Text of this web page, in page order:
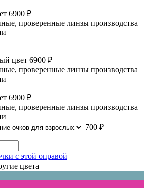
6900 ₽
проверенные линзы производства
цвет 6900 ₽
проверенные линзы производства
6900 ₽
проверенные линзы производства
700 ₽
с этой оправой
цвета